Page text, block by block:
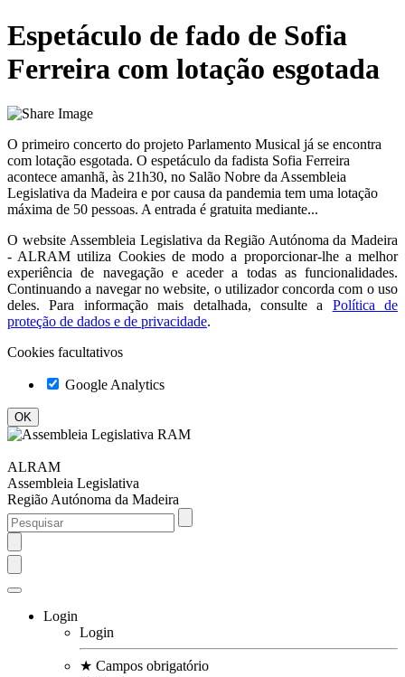
Espetáculo de fado de Sofia
Ferreira com lotação esgotada
O primeiro concerto do projeto Parlamento Musical já se encontra
com lotação esgotada. O espetáculo da fadista Sofia Ferreira
acontece amanhã, às 21h30, no Salão Nobre da Assembleia
Legislativa da Madeira e por causa da pandemia tem uma lotação
máxima de 50 pessoas. A entrada é gratuita mediante...
O website Assembleia Legislativa da Região Autónoma da Madeira
- ALRAM utiliza Cookies de modo a proporcionar-lhe a melhor
experiência de navegação e aceder a todas as funcionalidades.
Continuando a navegar no website, o utilizador concorda com o uso
deles. Para informação mais detalhada, consulte a
Política de
proteção de dados e de privacidade.
Cookies facultativos
Google Analytics
ALRAM
Assembleia Legislativa
Região Autónoma da Madeira
Login
Login
★ Campos obrigatório